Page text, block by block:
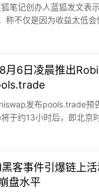
笔记创办人蓝狐发文表
称不仅是因为收益太低
为市场有自我调节能力
用，强行干预可能带来新
多奖励，达到50%左右
月6日凌晨推出
发布pools.trade预
于约13小时后，即北京
此前披露，Uniswap
的代币发行平台，目前官
客事件引爆链上
盘水平